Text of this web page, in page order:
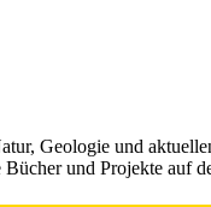
Geologie und
und Projekte auf